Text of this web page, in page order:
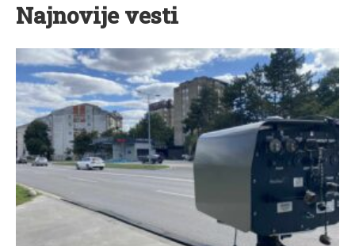
Najnovije vesti